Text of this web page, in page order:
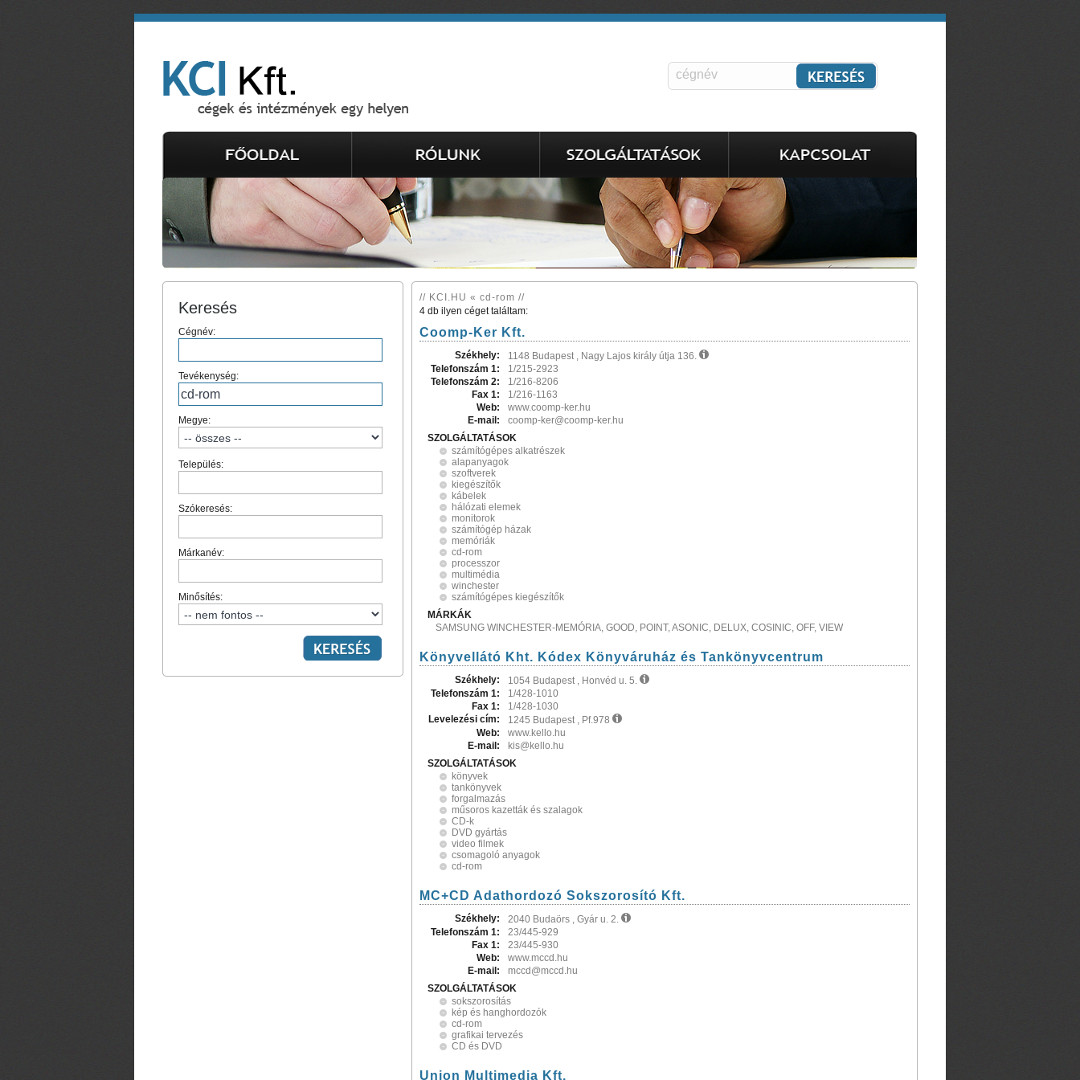
Keresés
Cégnév:
Tevékenység:
Megye:
Település:
Szókeresés:
Márkanév:
Minősítés:
// KCI.HU « cd-rom //
4 db ilyen céget találtam:
Coomp-Ker Kft.
Székhely:
1148 Budapest , Nagy Lajos király útja 136.
Telefonszám 1:
1/215-2923
Telefonszám 2:
1/216-8206
Fax 1:
1/216-1163
Web:
www.coomp-ker.hu
E-mail:
coomp-ker@coomp-ker.hu
SZOLGÁLTATÁSOK
számítógépes alkatrészek
alapanyagok
szoftverek
kiegészítők
kábelek
hálózati elemek
monitorok
számítógép házak
memóriák
cd-rom
processzor
multimédia
winchester
számítógépes kiegészítők
MÁRKÁK
SAMSUNG WINCHESTER-MEMÓRIA, GOOD, POINT, ASONIC, DELUX, COSINIC, OFF, VIEW
Könyvellátó Kht. Kódex Könyváruház és Tankönyvcentrum
Székhely:
1054 Budapest , Honvéd u. 5.
Telefonszám 1:
1/428-1010
Fax 1:
1/428-1030
Levelezési cím:
1245 Budapest , Pf.978
Web:
www.kello.hu
E-mail:
kis@kello.hu
SZOLGÁLTATÁSOK
könyvek
tankönyvek
forgalmazás
műsoros kazetták és szalagok
CD-k
DVD gyártás
video filmek
csomagoló anyagok
cd-rom
MC+CD Adathordozó Sokszorosító Kft.
Székhely:
2040 Budaörs , Gyár u. 2.
Telefonszám 1:
23/445-929
Fax 1:
23/445-930
Web:
www.mccd.hu
E-mail:
mccd@mccd.hu
SZOLGÁLTATÁSOK
sokszorosítás
kép és hanghordozók
cd-rom
grafikai tervezés
CD és DVD
Union Multimedia Kft.